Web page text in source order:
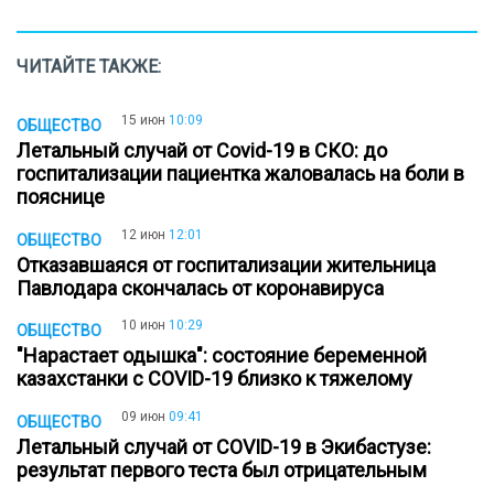
ЧИТАЙТЕ ТАКЖЕ:
ОБЩЕСТВО 15 июн 10:09
Летальный случай от Covid-19 в СКО: до
госпитализации пациентка жаловалась на боли в
пояснице
ОБЩЕСТВО 12 июн 12:01
Отказавшаяся от госпитализации жительница
Павлодара скончалась от коронавируса
ОБЩЕСТВО 10 июн 10:29
"Нарастает одышка": состояние беременной
казахстанки с COVID-19 близко к тяжелому
ОБЩЕСТВО 09 июн 09:41
Летальный случай от COVID-19 в Экибастузе:
результат первого теста был отрицательным